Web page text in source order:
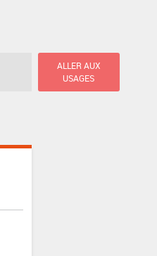
ALLER AUX
USAGES